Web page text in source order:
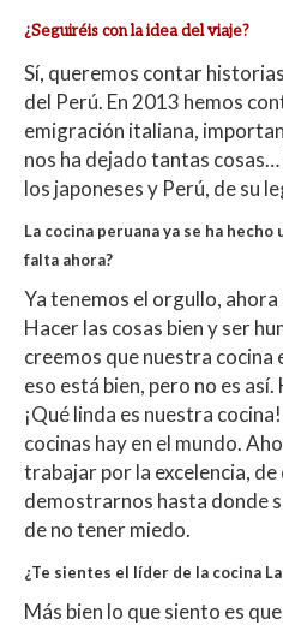
¿Seguiréis con la idea del viaje?
Sí, queremos contar
del Perú. En 2013 hemos
emigración italiana,
nos ha dejado tantas
los japoneses y Perú, de su
La cocina peruana ya se ha
falta ahora?
Ya tenemos el orgullo,
Hacer las cosas bien y ser
creemos que nuestra cocina
eso está bien, pero no es
¡Qué linda es nuestra
cocinas hay en el mundo.
trabajar por la excelencia,
demostrarnos hasta donde
de no tener miedo.
¿Te sientes el líder de la cocina
Más bien lo que siento es